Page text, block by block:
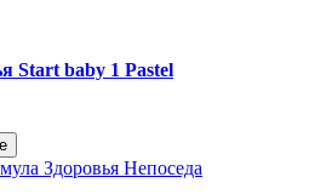
Start baby 1 Pastel